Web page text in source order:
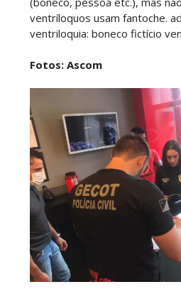
ventríloquos usam fantoche.
ventriloquia: boneco fictício
Fotos: Ascom